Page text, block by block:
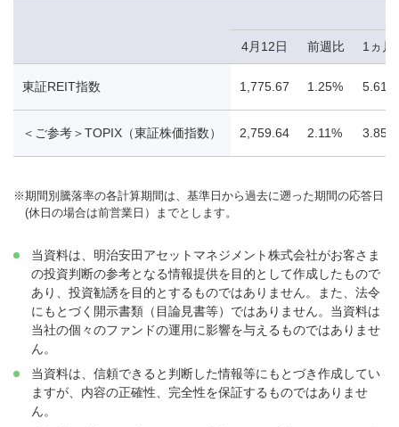
4月12日 前週比 1ヵ月
東証REIT指数 1,775.67 1.25% 5.61%
＜ご参考＞TOPIX（東証株価指数） 2,759.64 2.11% 3.85%
※期間別騰落率の各計算期間は、基準日から過去に遡った期間の応答日
(休日の場合は前営業日）までとします。
当資料は、明治安田アセットマネジメント株式会社がお客さま
の投資判断の参考となる情報提供を目的として作成したもので
あり、投資勧誘を目的とするものではありません。また、法令
にもとづく開示書類（目論見書等）ではありません。当資料は
当社の個々のファンドの運用に影響を与えるものではありませ
ん。
当資料は、信頼できると判断した情報等にもとづき作成してい
ますが、内容の正確性、完全性を保証するものではありませ
ん。